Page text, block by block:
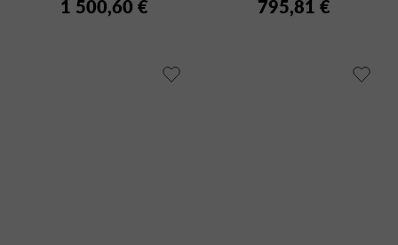
1 500,60 € 795,81 €